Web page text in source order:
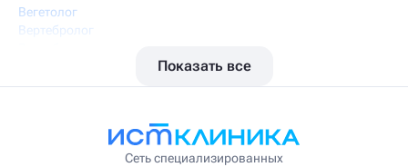
Вегетолог
Вертебролог
Висцеральный массажист
Врач интегративной медицины
Врач первичного приёма
Показать все
Сеть специализированных